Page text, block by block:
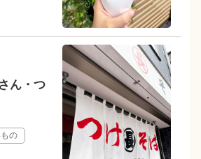
ん・つ
の